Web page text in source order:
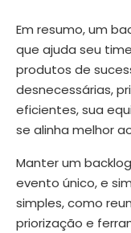
Em resumo, um
que ajuda seu
produtos de
desnecessárias,
eficientes, sua
se alinha melhor
Manter um
evento único, e
simples, como
priorização e